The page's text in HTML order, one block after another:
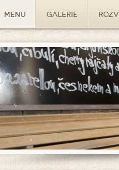
Menu Galerie